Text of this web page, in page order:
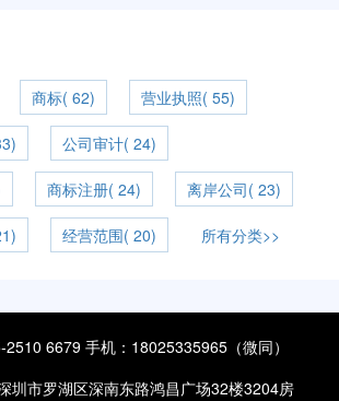
商标( 62) 营业执照( 55)
公司审计( 24)
商标注册( 24) 离岸公司( 23)
经营范围( 20) 所有分类>>
6679 手机：18025335965（微同）
圳市罗湖区深南东路鸿昌广场32楼3204房